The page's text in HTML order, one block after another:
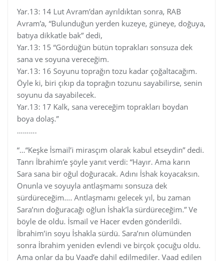
Yar.13: 14 Lut Avram’dan ayrıldıktan sonra, RAB
Avram’a, “Bulunduğun yerden kuzeye, güneye, doğuya,
batıya dikkatle bak” dedi,
Yar.13: 15 “Gördüğün bütün toprakları sonsuza dek
sana ve soyuna vereceğim.
Yar.13: 16 Soyunu toprağın tozu kadar çoğaltacağım.
Öyle ki, biri çıkıp da toprağın tozunu sayabilirse, senin
soyunu da sayabilecek.
Yar.13: 17 Kalk, sana vereceğim toprakları boydan
boya dolaş.”
……….
“…“Keşke İsmail’i mirasçım olarak kabul etseydin” dedi.
Tanrı İbrahim’e şöyle yanıt verdi: “Hayır. Ama karın
Sara sana bir oğul doğuracak. Adını İshak koyacaksın.
Onunla ve soyuyla antlaşmamı sonsuza dek
sürdüreceğim…. Antlaşmamı gelecek yıl, bu zaman
Sara’nın doğuracağı oğlun İshak’la sürdüreceğim.” Ve
böyle de oldu. İsmail ve Hacer evden gönderildi.
İbrahim’in soyu İshakla sürdü. Sara’nın ölümünden
sonra İbrahim yeniden evlendi ve birçok çocuğu oldu.
Ama onlar da bu Vaad’e dahil edilmediler. Vaad edilen